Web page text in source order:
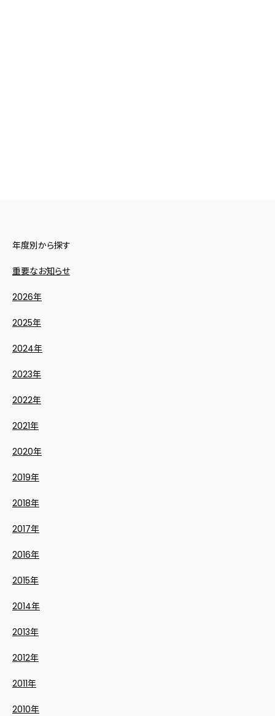
年度別から探す
重要なお知らせ
2026年
2025年
2024年
2023年
2022年
2021年
2020年
2019年
2018年
2017年
2016年
2015年
2014年
2013年
2012年
2011年
2010年